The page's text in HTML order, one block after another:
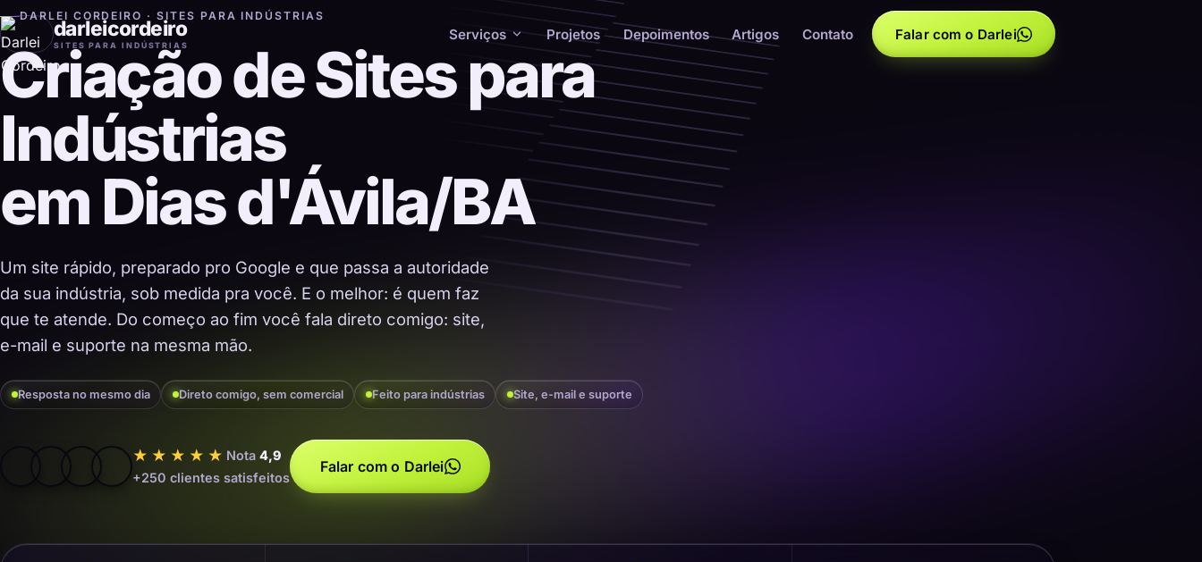
darleicordeiro
SITES PARA INDÚSTRIAS
Serviços Projetos Depoimentos Artigos Contato Falar com o Darlei
DARLEI CORDEIRO · SITES PARA INDÚSTRIAS
Criação de Sites para
Indústrias
em Dias d'Ávila/BA
Um site rápido, preparado pro Google e que passa a autoridade
da sua indústria, sob medida pra você. E o melhor: é quem faz
que te atende. Do começo ao fim você fala direto comigo: site,
e-mail e suporte na mesma mão.
Resposta no mesmo dia Direto comigo, sem comercial Feito para indústrias Site, e-mail e suporte
★★★★★ Nota 4,9
+250 clientes satisfeitos
Falar com o Darlei